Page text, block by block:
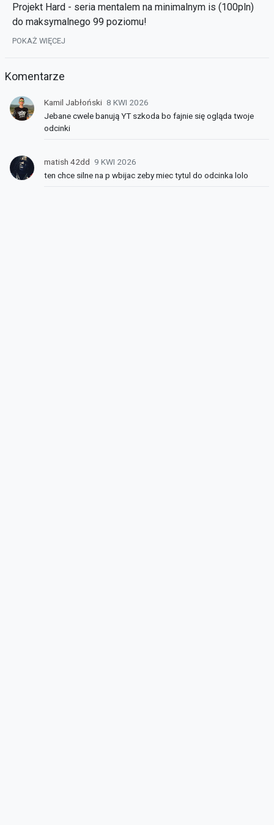
Projekt Hard - seria mentalem na minimalnym is (100pln)
do maksymalnego 99 poziomu!
refflink:https://projekt-hard.eu/referrer/bubbex
dc barabaszniki:
dc powiadomienia:
POKAŻ WIĘCEJ
Komentarze
Kamil Jabłoński 8 KWI 2026
Jebane cwele banują YT szkoda bo fajnie się ogląda twoje
odcinki
matish 42dd 9 KWI 2026
ten chce silne na p wbijac zeby miec tytul do odcinka lolo